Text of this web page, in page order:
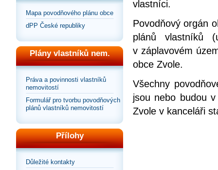
Mapa povodňového plánu obce
dPP České republiky
Plány vlastníků nem.
Práva a povinnosti vlastníků
nemovitostí
Formulář pro tvorbu povodňových
plánů vlastníků nemovitostí
Přílohy
Důležité kontakty
vlastníci.
Povodňový orgán
plánů vlastníků
v záplavovém
obce Zvole.
Všechny
jsou nebo budou
Zvole v kanceláři